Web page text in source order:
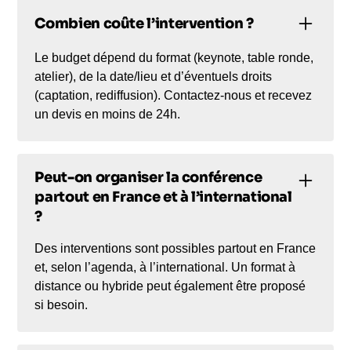
Combien coûte l’intervention ?
Le budget dépend du format (keynote, table ronde,
atelier), de la date/lieu et d’éventuels droits
(captation, rediffusion). Contactez-nous et recevez
un devis en moins de 24h.
Peut-on organiser la conférence
partout en France et à l’international
?
Des interventions sont possibles partout en France
et, selon l’agenda, à l’international. Un format à
distance ou hybride peut également être proposé
si besoin.